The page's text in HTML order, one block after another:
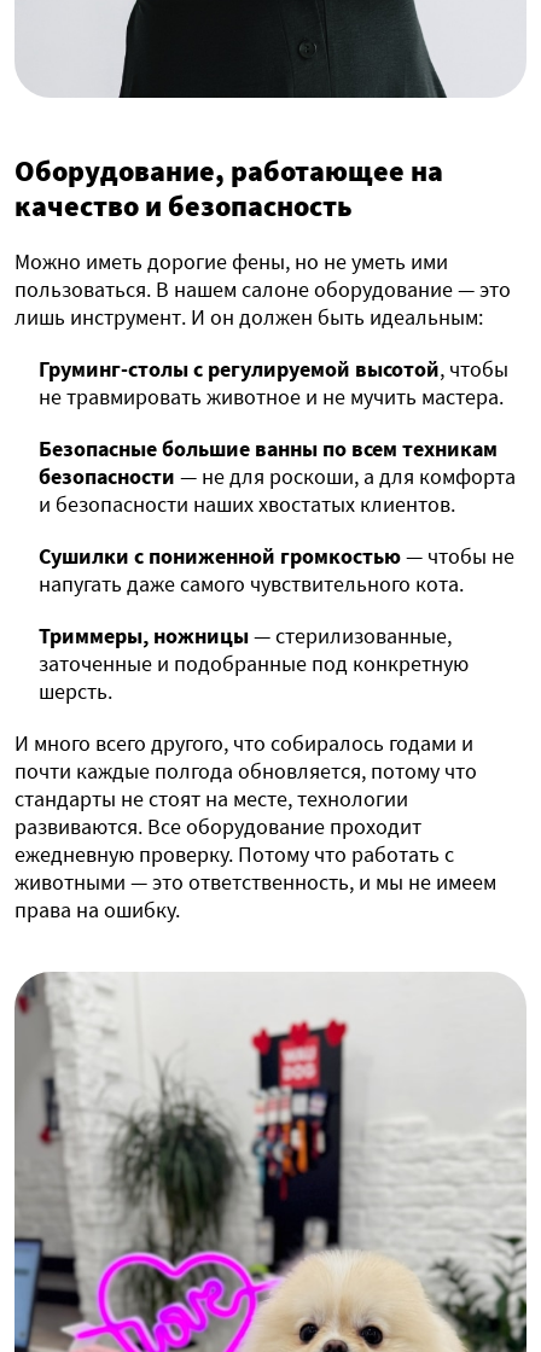
Оборудование, работающее на
качество и безопасность
Можно иметь дорогие фены, но не уметь ими
пользоваться. В нашем салоне оборудование — это
лишь инструмент. И он должен быть идеальным:
Груминг-столы с регулируемой высотой, чтобы
не травмировать животное и не мучить мастера.
Безопасные большие ванны по всем техникам
безопасности — не для роскоши, а для комфорта
и безопасности наших хвостатых клиентов.
Сушилки с пониженной громкостью— чтобы не
напугать даже самого чувствительного кота.
Триммеры, ножницы— стерилизованные,
заточенные и подобранные под конкретную
шерсть.
И много всего другого, что собиралось годами и
почти каждые полгода обновляется, потому что
стандарты не стоят на месте, технологии
развиваются. Все оборудование проходит
ежедневную проверку. Потому что работать с
животными — это ответственность, и мы не имеем
права на ошибку.